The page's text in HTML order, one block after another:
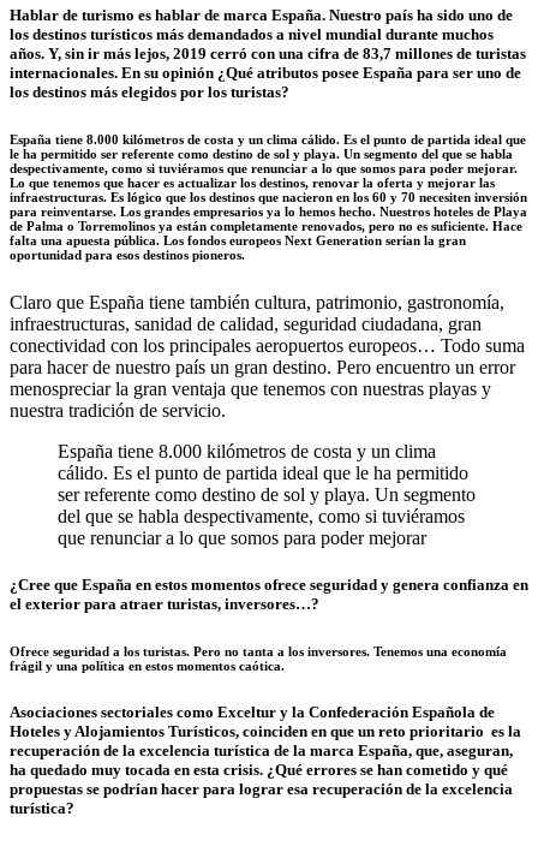
Hablar de turismo es hablar de marca España. Nuestro país ha sido uno de
los destinos turísticos más demandados a nivel mundial durante muchos
años. Y, sin ir más lejos, 2019 cerró con una cifra de 83,7 millones de turistas
internacionales. En su opinión ¿Qué atributos posee España para ser uno de
los destinos más elegidos por los turistas?
España tiene 8.000 kilómetros de costa y un clima cálido. Es el punto de partida ideal que
le ha permitido ser referente como destino de sol y playa. Un segmento del que se habla
despectivamente, como si tuviéramos que renunciar a lo que somos para poder mejorar.
Lo que tenemos que hacer es actualizar los destinos, renovar la oferta y mejorar las
infraestructuras. Es lógico que los destinos que nacieron en los 60 y 70 necesiten inversión
para reinventarse. Los grandes empresarios ya lo hemos hecho. Nuestros hoteles de Playa
de Palma o Torremolinos ya están completamente renovados, pero no es suficiente. Hace
falta una apuesta pública. Los fondos europeos Next Generation serían la gran
oportunidad para esos destinos pioneros.
Claro que España tiene también cultura, patrimonio, gastronomía,
infraestructuras, sanidad de calidad, seguridad ciudadana, gran
conectividad con los principales aeropuertos europeos… Todo suma
para hacer de nuestro país un gran destino. Pero encuentro un error
menospreciar la gran ventaja que tenemos con nuestras playas y
nuestra tradición de servicio.
España tiene 8.000 kilómetros de costa y un clima
cálido. Es el punto de partida ideal que le ha permitido
ser referente como destino de sol y playa. Un segmento
del que se habla despectivamente, como si tuviéramos
que renunciar a lo que somos para poder mejorar
¿Cree que España en estos momentos ofrece seguridad y genera confianza en
el exterior para atraer turistas, inversores…?
Ofrece seguridad a los turistas. Pero no tanta a los inversores. Tenemos una economía
frágil y una política en estos momentos caótica.
Asociaciones sectoriales como Exceltur y la Confederación Española de
Hoteles y Alojamientos Turísticos, coinciden en que un reto prioritario es la
recuperación de la excelencia turística de la marca España, que, aseguran,
ha quedado muy tocada en esta crisis. ¿Qué errores se han cometido y qué
propuestas se podrían hacer para lograr esa recuperación de la excelencia
turística?